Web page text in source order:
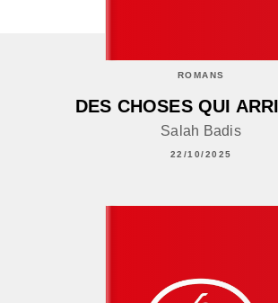
ROMANS
DES CHOSES QUI
Salah Badis
22/10/2025